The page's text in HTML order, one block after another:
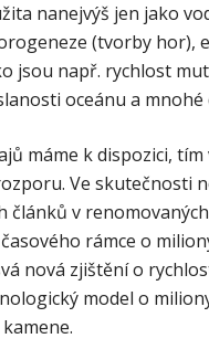
nanejvýš jen jako
(tvorby hor),
jsou např. rychlost
oceánu a mnohé
máme k dispozici,
Ve skutečnosti
článků v
rámce o
nová zjištění o
model o